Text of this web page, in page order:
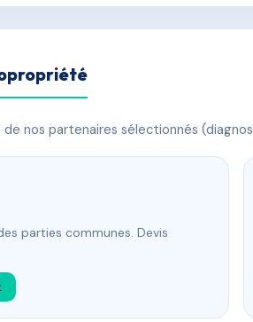
nos partenaires sélectionnés
parties communes. Devis